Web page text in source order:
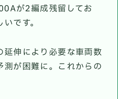
が2編成残留してお
です。
延伸により必要な車両数
が困難に。これからの